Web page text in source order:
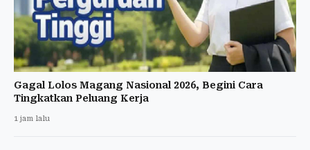
Gagal Lolos Magang Nasional 2026, Begini Cara
Tingkatkan Peluang Kerja
1 jam lalu